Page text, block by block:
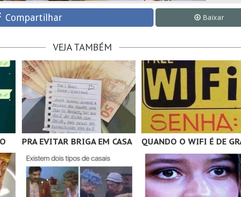
Compartilhar Baixar
VEJA TAMBÉM
PRA EVITAR BRIGA EM CASA QUANDO O WIFI É DE